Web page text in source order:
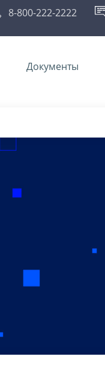
8-800-222-2222
Документы